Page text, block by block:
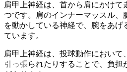
肩甲上神経は、首から肩にかけて
つです。肩のインナーマッスル、
を動かしている神経で、腕をあげ
ています。
肩甲上神経は、投球動作において
引っ張られたりすることで、負担